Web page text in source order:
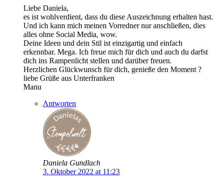
Liebe Daniela,
es ist wohlverdient, dass du diese Auszeichnung erhalten hast.
Und ich kann mich meinen Vorredner nur anschließen, dies
alles ohne Social Media, wow.
Deine Ideen und dein Stil ist einzigartig und einfach
erkennbar. Mega. Ich freue mich für dich und auch du darfst
dich ins Rampenlicht stellen und darüber freuen.
Herzlichen Glückwunsch für dich, genieße den Moment ?
liebe Grüße aus Unterfranken
Manu
Antworten
Daniela Gundlach
3. Oktober 2022 at 11:23